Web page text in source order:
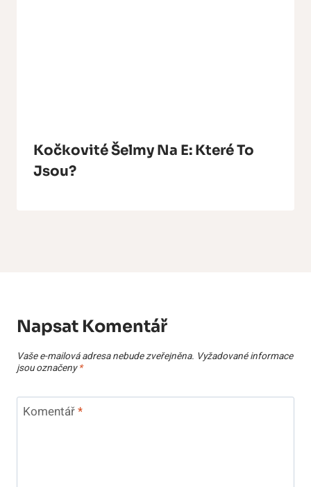
Kočkovité Šelmy Na E: Které To
Jsou?
Napsat Komentář
Vaše e-mailová adresa nebude zveřejněna. Vyžadované informace
jsou označeny*
Komentář*